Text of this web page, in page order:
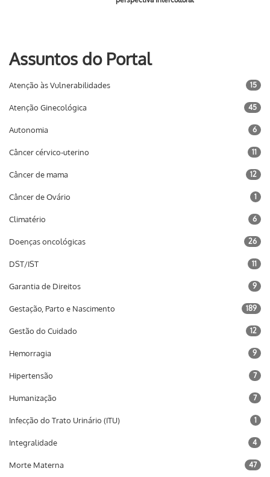
Assuntos do Portal
Atenção às Vulnerabilidades 15
Atenção Ginecológica 45
Autonomia 6
Câncer cérvico-uterino 11
Câncer de mama 12
Câncer de Ovário 1
Climatério 6
Doenças oncológicas 26
DST/IST 11
Garantia de Direitos 9
Gestação, Parto e Nascimento 189
Gestão do Cuidado 12
Hemorragia 9
Hipertensão 7
Humanização 7
Infecção do Trato Urinário (ITU) 1
Integralidade 4
Morte Materna 47